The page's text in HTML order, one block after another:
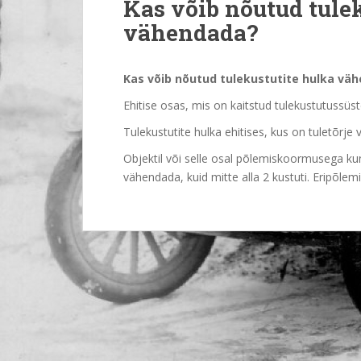
Kas võib nõutud
vähendada?
Kas võib nõutud tulekustutite hulka
Ehitise osas, mis on kaitstud
Tulekustutite hulka ehitises, kus on tuletõrje
Objektil või selle osal põlemiskoormusega
vähendada, kuid mitte alla 2 kustuti.